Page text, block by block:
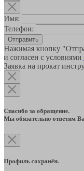
Имя:
Телефон:
Отправить
Нажимая кнопку
и согласен с условиями
Заявка на прокат
Спасибо за обращение.
Мы обязательно ответим
Профиль сохранён.